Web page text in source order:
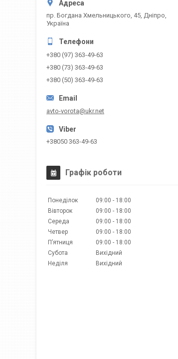
пр. Богдана Хмельницького, 45, Дніпро,
Україна
+380 (97) 363-49-63
+380 (73) 363-49-63
+380 (50) 363-49-63
avto-vorota@ukr.net
+38050 363-49-63
Графік роботи
Понеділок 09:00
18:00
Вівторок
09:00
18:00
Середа
09:00
18:00
Четвер
09:00
18:00
Пʼятниця
09:00
18:00
Субота
Вихідний
Неділя
Вихідний